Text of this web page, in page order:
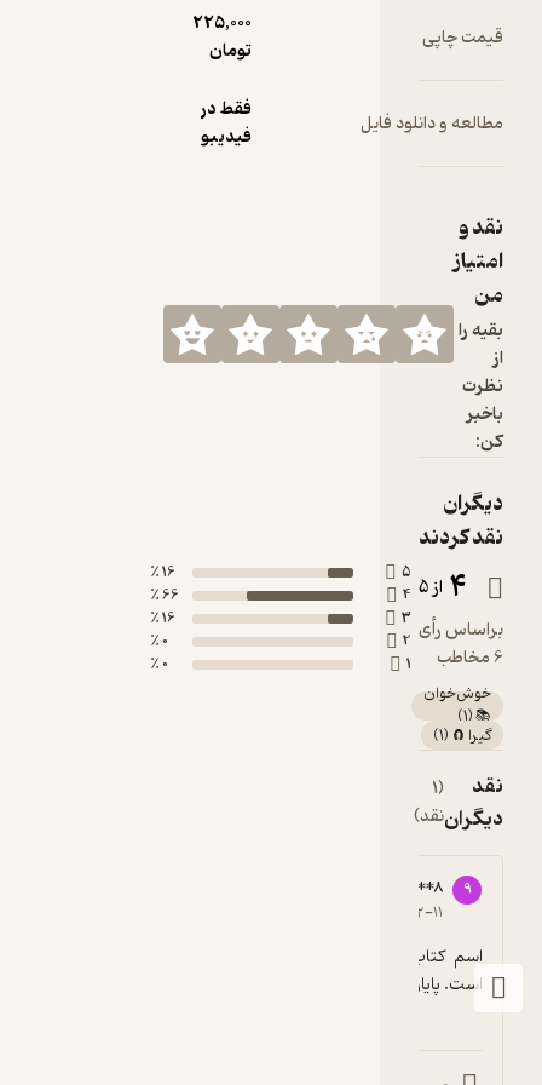
قیمت چاپی
225,000
تومان
مطالعه و دانلود فایل
فقط در
فیدیبو
نقد و
امتیاز
من
بقیه را
نظرت
باخبر
کن:
دیگران
نقد کردند
از 5
براساس رأی
خوش‌خوان
1
)
گیرا 🧲(
1
)
16 ٪
4
66 ٪
3
16 ٪
2
نقد
دیگراننقد)
91274****8
۱۴۰۵-۰۲-۱۱
است. پایان بندی ضعیف.